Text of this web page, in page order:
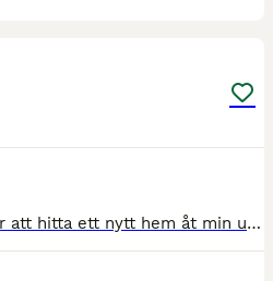
Nu har jag bestämt mig för att hitta ett nytt hem åt min underbara häst Elly. Elly är ett 11 årigt sto e: Hiphop- ue: Stanford. Elly är en trevlig välriden tjej som tidigare tävlat upp till 130 hoppning. Mindre tävlad senare åren upp till 110. Hon är en häst som passar till mycket och finns absolut potential att kunna bli en fin dressyrhäst. Söker en ryttare som vill ha ro